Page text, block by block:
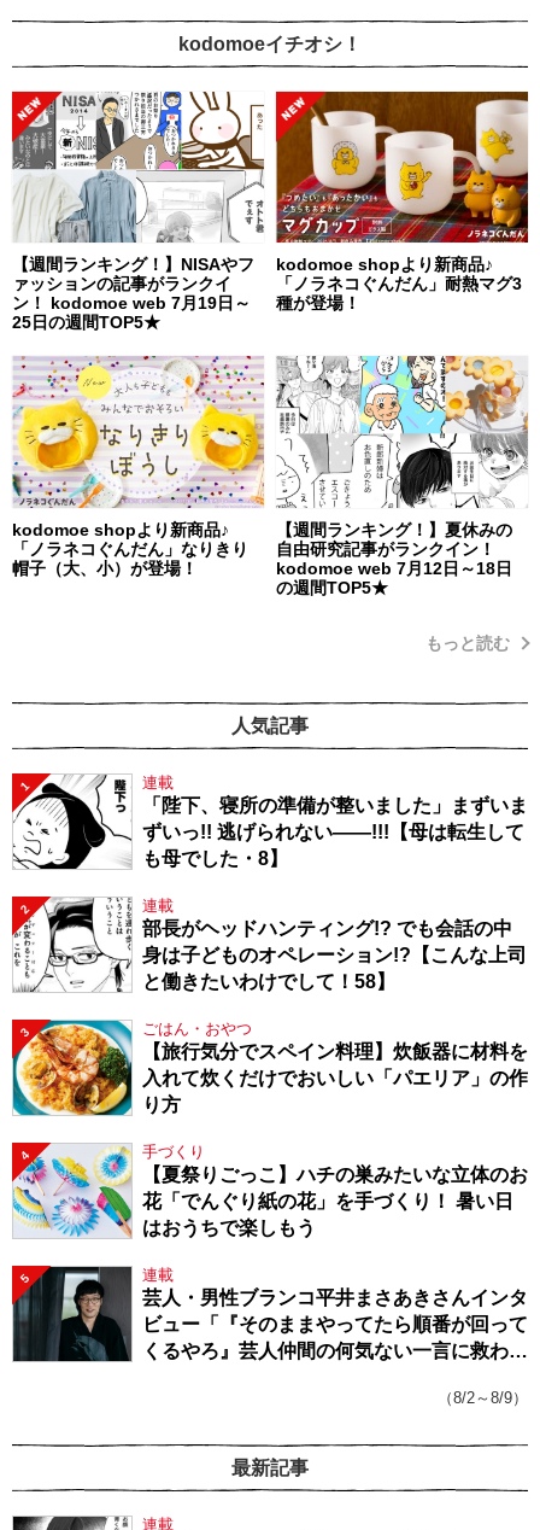
kodomoeイチオシ！
【週間ランキング！】NISAやフ
ァッションの記事がランクイ
ン！ kodomoe web 7月19日～
25日の週間TOP5★
kodomoe shopより新商品♪
「ノラネコぐんだん」耐熱マグ3
種が登場！
kodomoe shopより新商品♪
「ノラネコぐんだん」なりきり
帽子（大、小）が登場！
【週間ランキング！】夏休みの
自由研究記事がランクイン！
kodomoe web 7月12日～18日
の週間TOP5★
もっと読む
人気記事
1 連載
「陛下、寝所の準備が整いました」まずいま
ずいっ!! 逃げられない――!!!【母は転生して
も母でした・8】
2 連載
部長がヘッドハンティング!? でも会話の中
身は子どものオペレーション!?【こんな上司
と働きたいわけでして！58】
3 ごはん・おやつ
【旅行気分でスペイン料理】炊飯器に材料を
入れて炊くだけでおいしい「パエリア」の作
り方
4 手づくり
【夏祭りごっこ】ハチの巣みたいな立体のお
花「でんぐり紙の花」を手づくり！ 暑い日
はおうちで楽しもう
5 連載
芸人・男性ブランコ平井まさあきさんインタ
ビュー「『そのままやってたら順番が回って
くるやろ』芸人仲間の何気ない一言に救われ
（8/2～8/9）
最新記事
連載